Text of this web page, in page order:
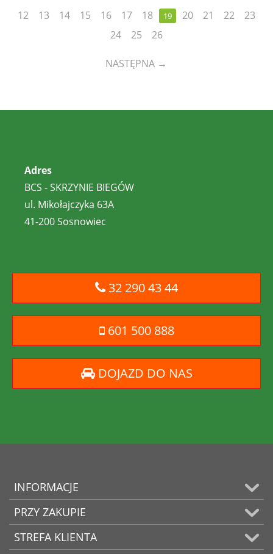
12 13 14 15 16 17 18 19 20 21 22
23
24
25 26
NASTĘPNA →
Adres
BCS - SKRZYNIE BIEGÓW
ul. Mikołajczyka 63A
41-200 Sosnowiec
32 290 43 44
601 500 888
DOJAZD DO NAS
INFORMACJE
PRZY ZAKUPIE
STREFA KLIENTA